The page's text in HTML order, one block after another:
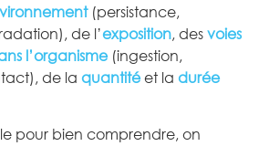
(persistance,
de l’exposition, des voies
l’organisme (ingestion,
de la quantitéet la durée
pour bien comprendre, on